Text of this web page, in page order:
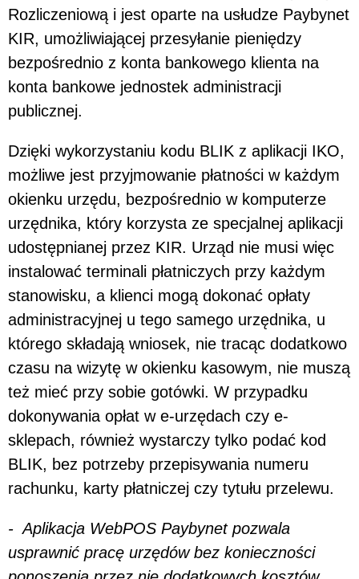
Rozliczeniową i jest oparte na usłudze Paybynet
KIR, umożliwiającej przesyłanie pieniędzy
bezpośrednio z konta bankowego klienta na
konta bankowe jednostek administracji
publicznej.
Dzięki wykorzystaniu kodu BLIK z aplikacji IKO,
możliwe jest przyjmowanie płatności w każdym
okienku urzędu, bezpośrednio w komputerze
urzędnika, który korzysta ze specjalnej aplikacji
udostępnianej przez KIR. Urząd nie musi więc
instalować terminali płatniczych przy każdym
stanowisku, a klienci mogą dokonać opłaty
administracyjnej u tego samego urzędnika, u
którego składają wniosek, nie tracąc dodatkowo
czasu na wizytę w okienku kasowym, nie muszą
też mieć przy sobie gotówki. W przypadku
dokonywania opłat w e-urzędach czy e-
sklepach, również wystarczy tylko podać kod
BLIK, bez potrzeby przepisywania numeru
rachunku, karty płatniczej czy tytułu przelewu.
- Aplikacja WebPOS Paybynet pozwala
usprawnić pracę urzędów bez konieczności